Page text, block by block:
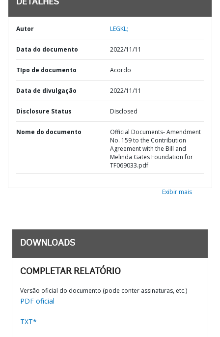
DETALHES
Autor LEGKL;
Data do documento 2022/11/11
TIpo de documento Acordo
Data de divulgação 2022/11/11
Disclosure Status Disclosed
Nome do documento
Official Documents- Amendment
No. 159 to the Contribution
Agreement with the Bill and
Melinda Gates Foundation for
TF069033.pdf
Exibir mais
DOWNLOADS
COMPLETAR RELATÓRIO
Versão oficial do documento (pode conter assinaturas, etc.)
PDF oficial
TXT*